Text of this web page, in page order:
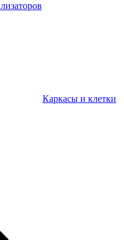
Каркасы и клетки